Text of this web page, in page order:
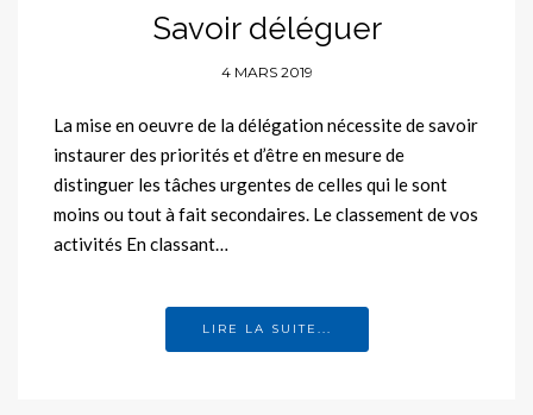
Savoir déléguer
4 MARS 2019
La mise en oeuvre de la délégation nécessite de savoir
instaurer des priorités et d’être en mesure de
distinguer les tâches urgentes de celles qui le sont
moins ou tout à fait secondaires. Le classement de vos
activités En classant…
LIRE LA SUITE...